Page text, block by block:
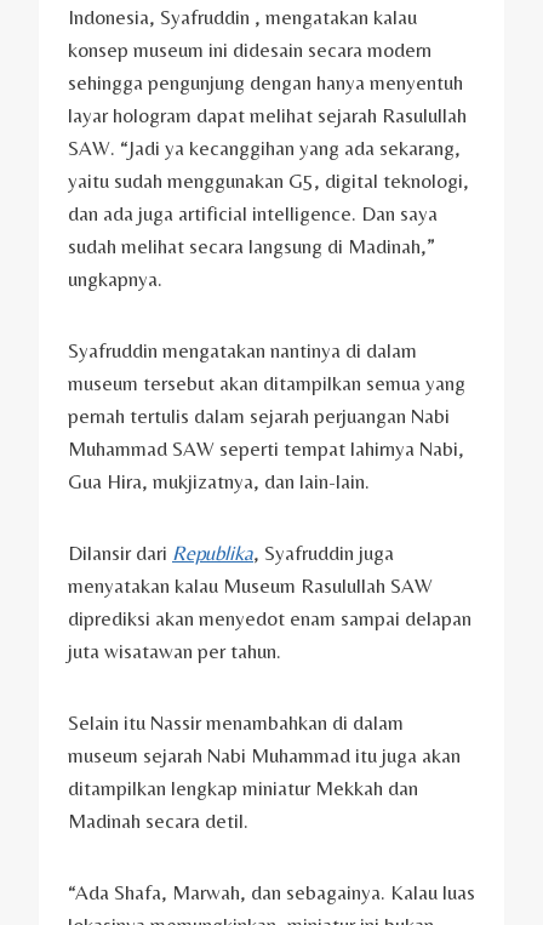
Indonesia, Syafruddin , mengatakan kalau
konsep museum ini didesain secara modern
sehingga pengunjung dengan hanya menyentuh
layar hologram dapat melihat sejarah Rasulullah
SAW. “Jadi ya kecanggihan yang ada sekarang,
yaitu sudah menggunakan G5, digital teknologi,
dan ada juga artificial intelligence. Dan saya
sudah melihat secara langsung di Madinah,”
ungkapnya.
Syafruddin mengatakan nantinya di dalam
museum tersebut akan ditampilkan semua yang
pernah tertulis dalam sejarah perjuangan Nabi
Muhammad SAW seperti tempat lahirnya Nabi,
Gua Hira, mukjizatnya, dan lain-lain.
Dilansir dari Republika, Syafruddin juga
menyatakan kalau Museum Rasulullah SAW
diprediksi akan menyedot enam sampai delapan
juta wisatawan per tahun.
Selain itu Nassir menambahkan di dalam
museum sejarah Nabi Muhammad itu juga akan
ditampilkan lengkap miniatur Mekkah dan
Madinah secara detil.
“Ada Shafa, Marwah, dan sebagainya. Kalau luas